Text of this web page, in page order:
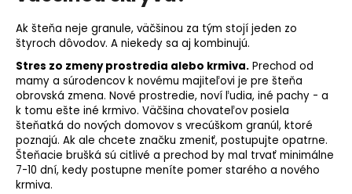
Ak šteňa neje granule, väčšinou za tým stojí jeden zo
štyroch dôvodov. A niekedy sa aj kombinujú.
Stres zo zmeny prostredia alebo krmiva. Prechod od
mamy a súrodencov k novému majiteľovi je pre šteňa
obrovská zmena. Nové prostredie, noví ľudia, iné pachy - a
k tomu ešte iné krmivo. Väčšina chovateľov posiela
šteňatká do nových domovov s vrecúškom granúl, ktoré
poznajú. Ak ale chcete značku zmeniť, postupujte opatrne.
Šteňacie brušká sú citlivé a prechod by mal trvať minimálne
7-10 dní, kedy postupne meníte pomer starého a nového
krmiva.